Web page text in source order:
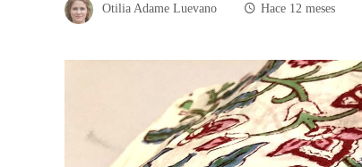
Otilia Adame Luevano Hace 12 meses